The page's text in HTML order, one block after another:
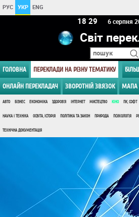
РУС УКР ENG
18 29 6 серпня
Світ
ГОЛОВНА ПЕРЕКЛАДИ НА РІЗНУ ТЕМАТИКУ
ОНЛАЙН ПЕРЕКЛАДАЧ ЗВОРОТНІЙ ЗВЯЗОК МАПА
АВТО БІЗНЕС ЕКОНОМІКА ЗДОРОВ'Я ІНТЕРНЕТ МИСТЕЦТВО КІНО ПК, СОФТ
НАУКА І ТЕХНІКА ОСВІТА, ІСТОРІЯ ПОЛІТИКА ТА ЗАКОН ПРИРОДА ПСИХОЛОГІЯ
ТЕХНІЧНА ДОКУМЕНТАЦІЯ